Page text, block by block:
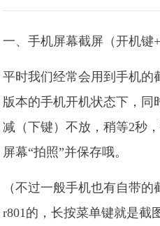
一、手机屏幕截屏（开机键+
平时我们经常会用到手机的
版本的手机开机状态下，同
减（下键）不放，稍等2秒
屏幕“拍照”并保存哦。
（不过一般手机也有自带
r801的，长按菜单键就是截